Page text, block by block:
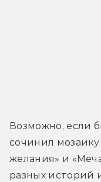
Возможно, если
сочинил
желания» и
разных историй